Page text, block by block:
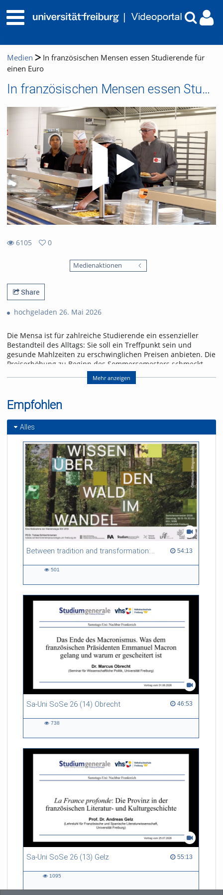
Medien
In französischen Mensen essen Studierende für
einen Euro
In französischen Mensen essen Studierende für einen Euro
6105
0
Medienaktionen
Share
hochgeladen 26. Mai 2026
Die Mensa ist für zahlreiche Studierende ein essenzieller
Bestandteil des Alltags: Sie soll ein Treffpunkt sein und
gesunde Mahlzeiten zu erschwinglichen Preisen anbieten. Die
Preiserhöhung zu Beginn des Sommersemesters schmeckt
jedoch nicht jeder und jedem.
Instagram-Post des Freiburger Studierendenwerks vom
20.4.2026 liegt der tatsächliche Preis für ein Mensa-Essen bei
andere Quellen finanziert.
Nachbar Frankreich investiert mehr. Dort kosten Mensaessen
seit dem 4.5.2026 flächendeckend nur noch einen Euro. Rund
50 Millionen Euro sind dafür im Haushalt 2026
festgeschrieben.
Wie funktioniert das preiswerte Menü in Frankreich?
uniCROSS hat eine Mensa in Mulhouse besucht, in die Töpfe
und auf die Teller geschaut.
Mehr anzeigen
Empfohlen
Alles
Between tradition and transformation: how owners, advisers and institutions co-create knowledge for resilient forests in Europe 54:13
54:13 duration
501
Sa-Uni SoSe 26 (14) Obrecht 46:53
46:53 duration
738
Sa-Uni SoSe 26 (13) Gelz 55:13
55:13 duration
1095